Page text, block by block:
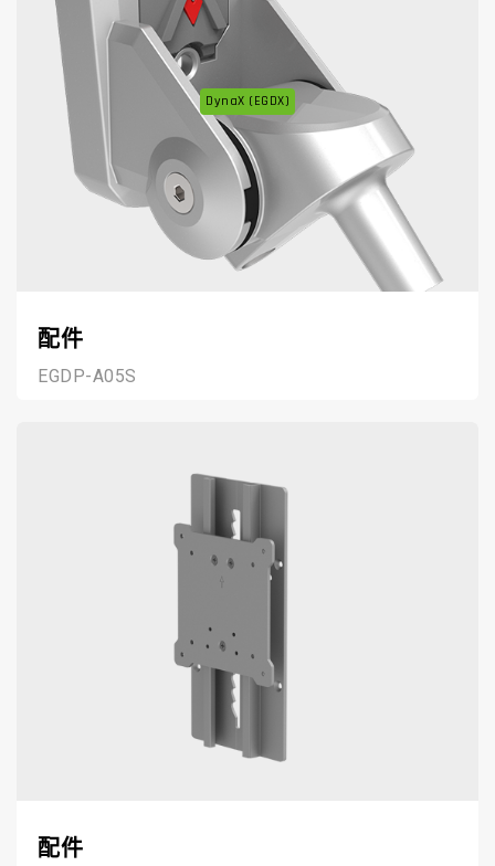
DynaX (EGDX)
配件
EGDP-A05S
配件